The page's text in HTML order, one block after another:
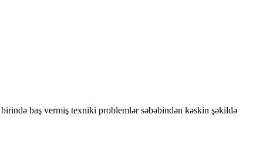
baş vermiş texniki problemlər səbəbindən kəskin şəkildə